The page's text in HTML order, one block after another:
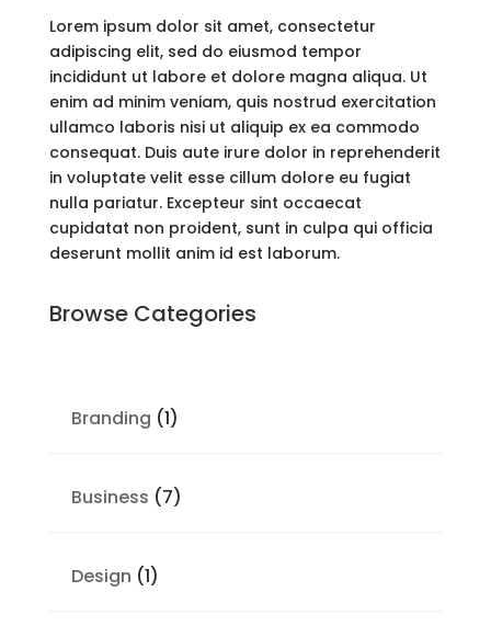
Lorem ipsum dolor sit amet, consectetur
adipiscing elit, sed do eiusmod tempor
incididunt ut labore et dolore magna aliqua. Ut
enim ad minim veniam, quis nostrud exercitation
ullamco laboris nisi ut aliquip ex ea commodo
consequat. Duis aute irure dolor in reprehenderit
in voluptate velit esse cillum dolore eu fugiat
nulla pariatur. Excepteur sint occaecat
cupidatat non proident, sunt in culpa qui officia
deserunt mollit anim id est laborum.
Browse Categories
Branding (1)
Business (7)
Design (1)